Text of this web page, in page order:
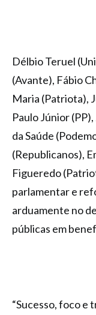
Délbio Teruel
(Avante), Fábio
Maria (Patriota),
Paulo Júnior
da Saúde
(Republicanos),
Figueredo
parlamentar e
arduamente no
públicas em
“Sucesso, foco e